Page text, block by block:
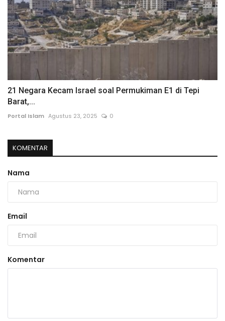
21 Negara Kecam Israel soal Permukiman E1 di Tepi
Barat,...
Portal Islam Agustus 23, 2025 0
KOMENTAR
Nama
Email
Komentar